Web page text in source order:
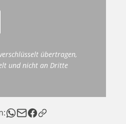
übertragen,
und nicht an Dritte